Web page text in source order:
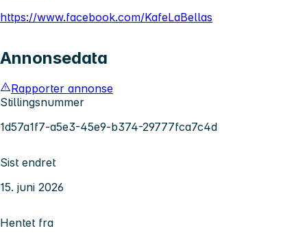
https://www.facebook.com/KafeLaBellas
Annonsedata
Rapporter annonse
Stillingsnummer
1d57a1f7-a5e3-45e9-b374-29777fca7c4d
Sist endret
15. juni 2026
Hentet fra